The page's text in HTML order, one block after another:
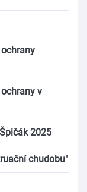
v
2025
chudobu"